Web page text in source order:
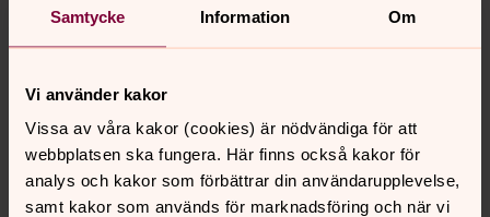
Samtycke Information Om
Vi använder kakor
Vissa av våra kakor (cookies) är nödvändiga för att
webbplatsen ska fungera. Här finns också kakor för
analys och kakor som förbättrar din användarupplevelse,
samt kakor som används för marknadsföring och när vi